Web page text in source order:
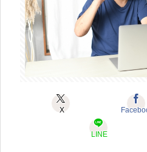
X
LINE